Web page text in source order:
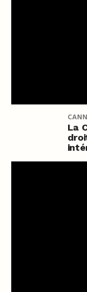
La